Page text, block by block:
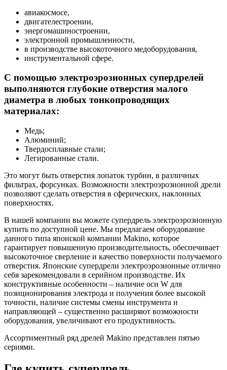
авиакосмосе,
двигателестроении,
энергомашиностроении,
электронной промышленности,
в производстве высокоточного медоборудования,
инструментальной сфере.
С помощью электроэрозионных супердрелей
выполняются глубокие отверстия малого
диаметра в любых тонкопроводящих
материалах:
Медь;
Алюминий;
Твердосплавные стали;
Легированные стали.
Это могут быть отверстия лопаток турбин, в различных
фильтрах, форсунках. Возможности электроэрозионной дрели
позволяют сделать отверстия в сферических, наклонных
поверхностях.
В нашей компании вы можете супердрель электроэрозионную
купить по доступной цене. Мы предлагаем оборудование
данного типа японской компании Makino, которое
гарантирует повышенную производительность, обеспечивает
высокоточное сверление и качество поверхности получаемого
отверстия. Японские супердрели электроэрозионные отлично
себя зарекомендовали в серийном производстве. Их
конструктивные особенности – наличие оси W для
позиционирования электрода и получения более высокой
точности, наличие системы смены инструмента и
направляющей – существенно расширяют возможности
оборудования, увеличивают его продуктивность.
Ассортиментный ряд дрелей Makino представлен пятью
сериями.